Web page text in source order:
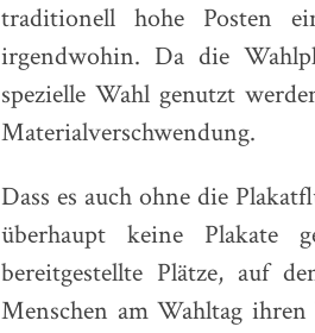
traditionell hohe Posten
irgendwohin. Da die
spezielle Wahl genutzt
Materialverschwendung.
Dass es auch ohne die
überhaupt keine Plakate
bereitgestellte Plätze, auf
Menschen am Wahltag